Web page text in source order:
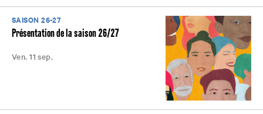
SAISON 26-27
Présentation de la saison 26/27
Ven. 11 sep.